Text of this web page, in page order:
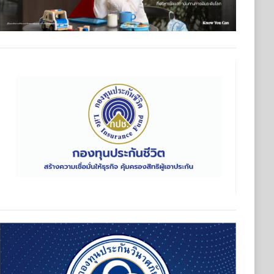
ในปี 2573 กลุ่มเศรษฐีเพิ่มขึ้น หนุนความต้องการวางแผนมรดก